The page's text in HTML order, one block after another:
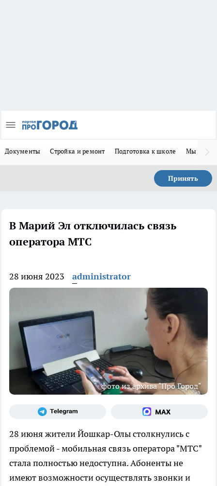
Документы Стройка и ремонт Подготовка к школе Мы в MAX
Принять
В Марий Эл отключилась связь
оператора МТС
28 июня 2023 administrator
фото из архива "Про Город"
28 июня жители Йошкар-Олы столкнулись с
проблемой - мобильная связь оператора "МТС"
стала полностью недоступна. Абоненты не
имеют возможности осуществлять звонки и